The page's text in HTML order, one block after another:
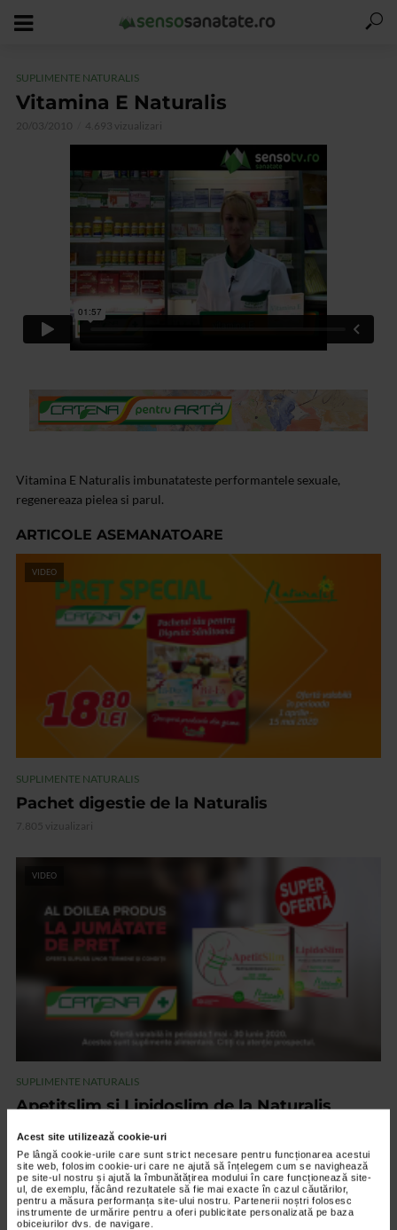
Acest site utilizează cookie-uri
Pe lângă cookie-urile care sunt strict necesare pentru funcționarea acestui
site web, folosim cookie-uri care ne ajută să înțelegem cum se navighează
pe site-ul nostru și ajută la îmbunătățirea modului în care funcționează site-
ul, de exemplu, făcând rezultatele să fie mai exacte în cazul căutărilor,
pentru a măsura performanța site-ului nostru. Partenerii noștri folosesc
instrumente de urmărire pentru a oferi publicitate personalizată pe baza
obiceiurilor dvs. de navigare.
SUPLIMENTE NATURALIS
Vitamina E Naturalis
20/03/2010 4.693 vizualizari
Vitamina E Naturalis imbunatateste performantele sexuale,
regenereaza pielea si parul.
ARTICOLE ASEMANATOARE
VIDEO
SUPLIMENTE NATURALIS
Pachet digestie de la Naturalis
7.805 vizualizari
VIDEO
SUPLIMENTE NATURALIS
Apetitslim si Lipidoslim de la Naturalis
VIDEO